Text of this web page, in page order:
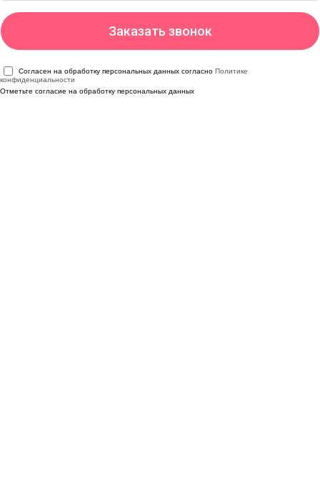
Согласен на обработку персональных данных согласно Политике
конфиденциальности
Отметьте согласие на обработку персональных данных